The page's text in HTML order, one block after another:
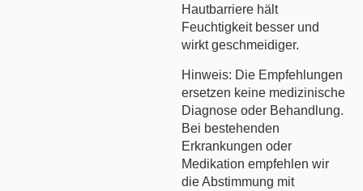
Hautbarriere hält
Feuchtigkeit besser und
wirkt geschmeidiger.
Hinweis: Die Empfehlungen
ersetzen keine medizinische
Diagnose oder Behandlung.
Bei bestehenden
Erkrankungen oder
Medikation empfehlen wir
die Abstimmung mit